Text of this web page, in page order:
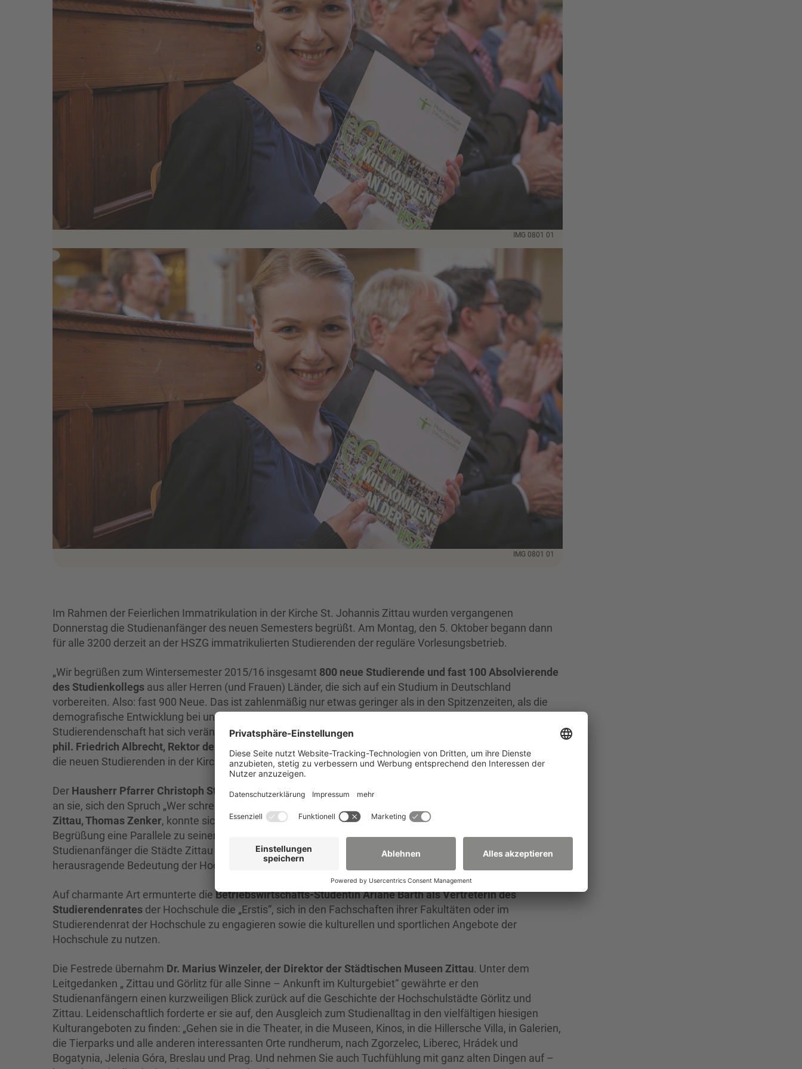
IMG 0801 01
IMG 0801 01
Im Rahmen der Feierlichen Immatrikulation in der Kirche St. Johannis Zittau wurden vergangenen
Donnerstag die Studienanfänger des neuen Semesters begrüßt. Am Montag, den 5. Oktober begann dann
für alle 3200 derzeit an der HSZG immatrikulierten Studierenden der reguläre Vorlesungsbetrieb.
„Wir begrüßen zum Wintersemester 2015/16 insgesamt 800 neue Studierende und fast 100 Absolvierende
des Studienkollegs aus aller Herren (und Frauen) Länder, die sich auf ein Studium in Deutschland
vorbereiten. Also: fast 900 Neue. Das ist zahlenmäßig nur etwas geringer als in den Spitzenzeiten, als die
demografische Entwicklung bei uns noch nicht angekommen war. Aber die Zusammensetzung der
Studierendenschaft hat sich verändert. Sie ist vielfältiger, sie ist bunter geworden." So begrüßte
phil. Friedrich Albrecht, Rektor der Hochschule Zittau/Görlitz
, anlässlich der Feierlichen Immatrikulation
die neuen Studierenden in der Kirche St. Johannis.
Der Hausherr Pfarrer Christoph Stempel richtete herzliche Grußworte an die Studierenden und appellierte
an sie, sich den Spruch „Wer schreibt, der bleibt“ zu verinnerlichen. Der neue
Zittau, Thomas Zenker, konnte sich gut in die Lage der jungen Menschen einfühlen und zog in seiner
Begrüßung eine Parallele zu seiner kürzlichen Amtsübernahme. Er zeigte sich sichtlich erfreut, dass so viele
Studienanfänger die Städte Zittau und Görlitz zu ihrem Studienort gewählt haben und betonte die
herausragende Bedeutung der Hochschule für die Region.
Auf charmante Art ermunterte die Betriebswirtschafts-Studentin Ariane Barth als Vertreterin des
Studierendenrates der Hochschule die „Erstis“, sich in den Fachschaften ihrer Fakultäten oder im
Studierendenrat der Hochschule zu engagieren sowie die kulturellen und sportlichen Angebote der
Hochschule zu nutzen.
Die Festrede übernahm Dr. Marius Winzeler, der Direktor der Städtischen Museen Zittau. Unter dem
Leitgedanken „ Zittau und Görlitz für alle Sinne – Ankunft im Kulturgebiet“ gewährte er den
Studienanfängern einen kurzweiligen Blick zurück auf die Geschichte der Hochschulstädte Görlitz und
Zittau. Leidenschaftlich forderte er sie auf, den Ausgleich zum Studienalltag in den vielfältigen hiesigen
Kulturangeboten zu finden: „Gehen sie in die Theater, in die Museen, Kinos, in die Hillersche Villa, in Galerien,
die Tierparks und alle anderen interessanten Orte rundherum, nach Zgorzelec, Liberec, Hrádek und
Bogatynia, Jelenia Góra, Breslau und Prag. Und nehmen Sie auch Tuchfühlung mit ganz alten Dingen auf –